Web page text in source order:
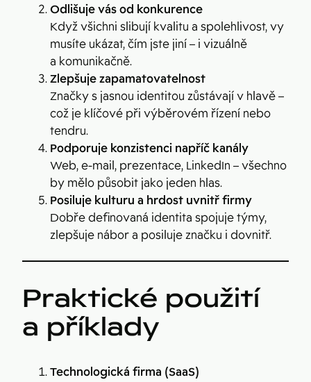
Odlišuje vás od konkurence
Když všichni slibují kvalitu a spolehlivost, vy
musíte ukázat, čím jste jiní – i vizuálně
a komunikačně.
Zlepšuje zapamatovatelnost
Značky s jasnou identitou zůstávají v hlavě –
což je klíčové při výběrovém řízení nebo
tendru.
Podporuje konzistenci napříč kanály
Web, e-mail, prezentace, LinkedIn – všechno
by mělo působit jako jeden hlas.
Posiluje kulturu a hrdost uvnitř firmy
Dobře definovaná identita spojuje týmy,
zlepšuje nábor a posiluje značku i dovnitř.
Praktické použití
a příklady
Technologická firma (SaaS)